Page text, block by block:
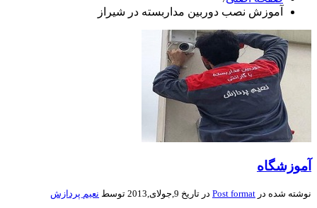
آموزش نصب دوربین مداربسته در شیراز
آموزشگاه
نوشته شده در Post format در تاریخ 9,جولای,2013 توسط
نعیم پردازش